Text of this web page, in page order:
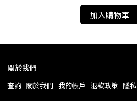
加入購物車
關於我們
查詢 關於我們 我的帳戶 退款政策 隱